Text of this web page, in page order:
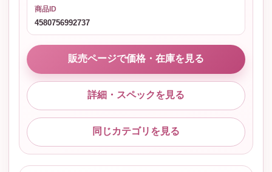
商品ID
4580756992737
販売ページで価格・在庫を見る
詳細・スペックを見る
同じカテゴリを見る